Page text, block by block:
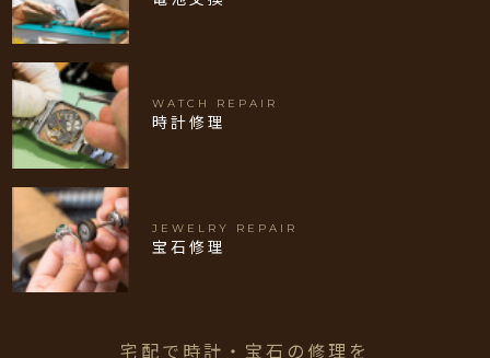
WATCH REPAIR
時計修理
JEWELRY REPAIR
宝石修理
宅配で時計・宝石の修理を